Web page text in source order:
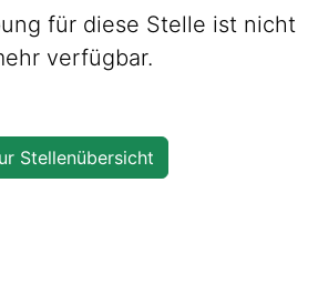
für diese Stelle ist nicht
verfügbar.
Stellenübersicht